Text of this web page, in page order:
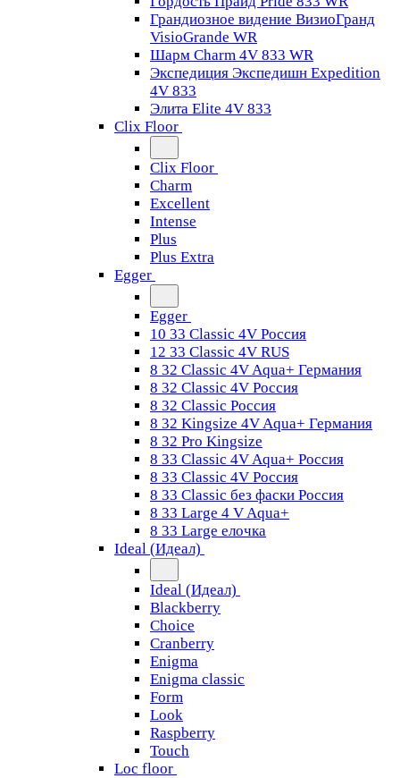
Грандиозное видение ВизиоГранд
VisioGrande WR
Шарм Charm 4V 833 WR
Экспедиция Экспедишн Expedition
4V 833
Элита Elite 4V 833
Clix Floor
Clix Floor
Charm
Excellent
Intense
Plus
Plus Extra
Egger
Egger
10 33 Classic 4V Россия
12 33 Classic 4V RUS
8 32 Classic 4V Aqua+ Германия
8 32 Classic 4V Россия
8 32 Classic Россия
8 32 Kingsize 4V Aqua+ Германия
8 32 Pro Kingsize
8 33 Classic 4V Aqua+ Россия
8 33 Classic 4V Россия
8 33 Classic без фаски Россия
8 33 Large 4 V Aqua+
8 33 Large елочка
Ideal (Идеал)
Ideal (Идеал)
Blackberry
Choice
Cranberry
Enigma
Enigma classic
Form
Look
Raspberry
Touch
Loc floor